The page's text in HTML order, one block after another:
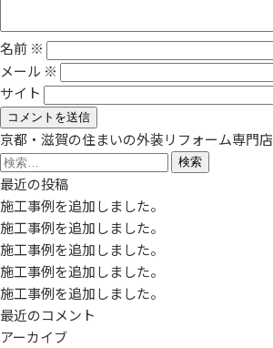
名前 ※
メール ※
サイト
京都・滋賀の住まいの外装リフォーム専門店
検
索:
最近の投稿
施工事例を追加しました。
施工事例を追加しました。
施工事例を追加しました。
施工事例を追加しました。
施工事例を追加しました。
最近のコメント
アーカイブ